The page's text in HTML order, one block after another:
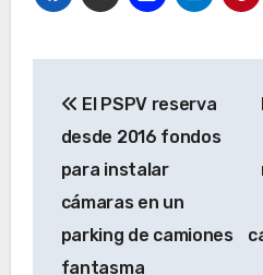
de
entradas
El PSPV reserva
desde 2016 fondos
para instalar
cámaras en un
parking de camiones
fantasma